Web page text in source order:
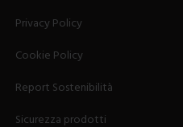
Privacy Policy
Cookie Policy
Report Sostenibilità
Sicurezza prodotti